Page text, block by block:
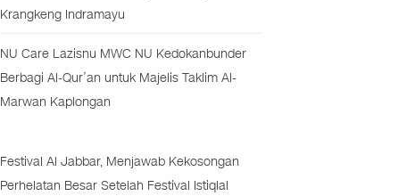
Krangkeng Indramayu
NU Care Lazisnu MWC NU Kedokanbunder
Berbagi Al-Qur’an untuk Majelis Taklim Al-
Marwan Kaplongan
Festival Al Jabbar, Menjawab Kekosongan
Perhelatan Besar Setelah Festival Istiqlal